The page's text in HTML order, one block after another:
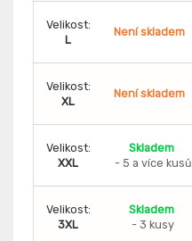
Velikost:
L
Není skladem
Velikost:
XL
Není skladem
Velikost:
XXL
Skladem
- 5 a více kusů
Velikost:
3XL
Skladem
- 3 kusy